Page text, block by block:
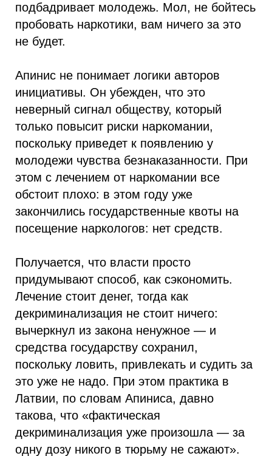
подбадривает молодежь. Мол, не бойтесь
пробовать наркотики, вам ничего за это
не будет.
Апинис не понимает логики авторов
инициативы. Он убежден, что это
неверный сигнал обществу, который
только повысит риски наркомании,
поскольку приведет к появлению у
молодежи чувства безнаказанности. При
этом с лечением от наркомании все
обстоит плохо: в этом году уже
закончились государственные квоты на
посещение наркологов: нет средств.
Получается, что власти просто
придумывают способ, как сэкономить.
Лечение стоит денег, тогда как
декриминализация не стоит ничего:
вычеркнул из закона ненужное — и
средства государству сохранил,
поскольку ловить, привлекать и судить за
это уже не надо. При этом практика в
Латвии, по словам Апиниса, давно
такова, что «фактическая
декриминализация уже произошла — за
одну дозу никого в тюрьму не сажают».